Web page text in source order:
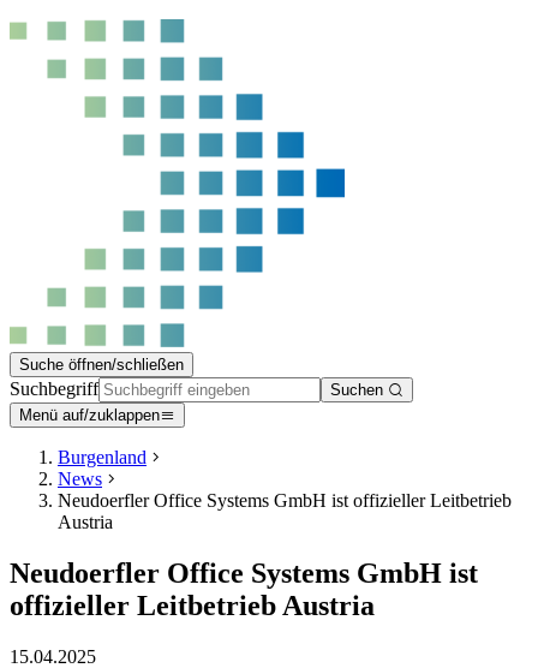
Suche öffnen/schließen
Suchbegriff
Suchen
Menü auf/zuklappen
Burgenland
News
Neudoerfler Office Systems GmbH ist offizieller Leitbetrieb
Austria
Neudoerfler Office Systems GmbH ist
offizieller Leitbetrieb Austria
15.04.2025